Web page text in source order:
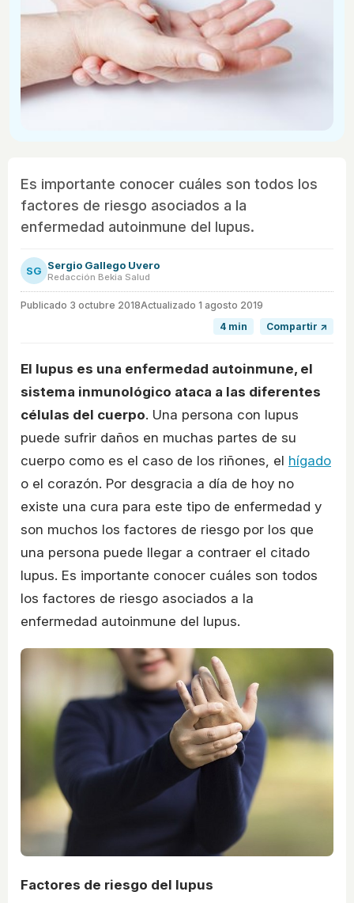
Es importante conocer cuáles son todos los
factores de riesgo asociados a la
enfermedad autoinmune del lupus.
SG Sergio Gallego Uvero
Redacción Bekia Salud
Publicado 3 octubre 2018Actualizado 1 agosto 2019
4 min
Compartir ↗
El lupus es una enfermedad autoinmune, el
sistema inmunológico ataca a las diferentes
células del cuerpo. Una persona con lupus
puede sufrir daños en muchas partes de su
cuerpo como es el caso de los riñones, el hígado
o el corazón. Por desgracia a día de hoy no
existe una cura para este tipo de enfermedad y
son muchos los factores de riesgo por los que
una persona puede llegar a contraer el citado
lupus. Es importante conocer cuáles son todos
los factores de riesgo asociados a la
enfermedad autoinmune del lupus.
Factores de riesgo del lupus